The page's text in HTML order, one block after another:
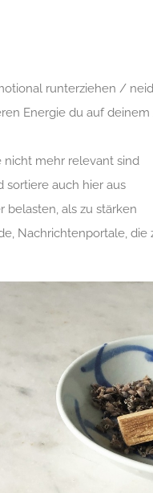
runterziehen /
Energie du auf
nicht mehr relevant sind
sortiere auch hier aus
belasten, als zu stärken
Nachrichtenportale,